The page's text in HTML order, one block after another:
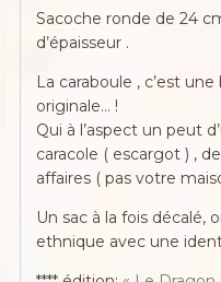
Sacoche ronde de 24
d’épaisseur .
La caraboule , c’est
originale… !
Qui à l’aspect un peut
caracole ( escargot ) ,
affaires ( pas votre
Un sac à la fois décalé,
ethnique avec une